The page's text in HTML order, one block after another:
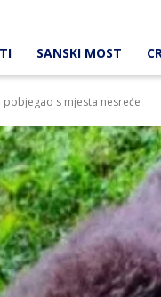
SANSKI MOST
s mjesta nesreće